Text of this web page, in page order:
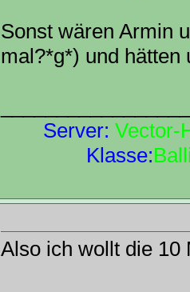
Sonst wären Armin
mal?*g*) und hätten
Server: Vector-
Klasse:
Also ich wollt die 10